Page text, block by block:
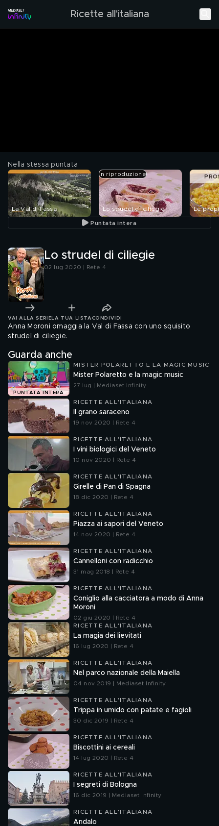
Ricette all'italiana
Nella stessa puntata
La Val di Fassa
in riproduzione
Lo strudel di ciliegie Le
Puntata intera
Lo strudel di ciliegie
02 lug 2020 | Rete 4
VAI ALLA SERIE LA TUA LISTA CONDIVIDI
Anna Moroni omaggia la Val di Fassa con uno squisito
strudel di ciliegie.
Guarda anche
PUNTATA INTERA
MISTER POLARETTO E LA MAGIC MUSIC
Mister Polaretto e la magic music
27 lug | Mediaset Infinity
RICETTE ALL'ITALIANA
Il grano saraceno
19 nov 2020 | Rete 4
RICETTE ALL'ITALIANA
I vini biologici del Veneto
10 nov 2020 | Rete 4
RICETTE ALL'ITALIANA
Girelle di Pan di Spagna
18 dic 2020 | Rete 4
RICETTE ALL'ITALIANA
Piazza ai sapori del Veneto
14 nov 2020 | Rete 4
RICETTE ALL'ITALIANA
Cannelloni con radicchio
31 mag 2018 | Rete 4
RICETTE ALL'ITALIANA
Coniglio alla cacciatora a modo di Anna
Moroni
02 giu 2020 | Rete 4
RICETTE ALL'ITALIANA
La magia dei lievitati
16 lug 2020 | Rete 4
RICETTE ALL'ITALIANA
Nel parco nazionale della Maiella
04 nov 2019 | Mediaset Infinity
RICETTE ALL'ITALIANA
Trippa in umido con patate e fagioli
30 dic 2019 | Rete 4
RICETTE ALL'ITALIANA
Biscottini ai cereali
14 lug 2020 | Rete 4
RICETTE ALL'ITALIANA
I segreti di Bologna
16 dic 2019 | Mediaset Infinity
RICETTE ALL'ITALIANA
Andalo